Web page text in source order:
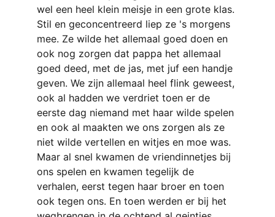
wel een heel klein meisje in een grote klas.
Stil en geconcentreerd liep ze 's morgens
mee. Ze wilde het allemaal goed doen en
ook nog zorgen dat pappa het allemaal
goed deed, met de jas, met juf een handje
geven. We zijn allemaal heel flink geweest,
ook al hadden we verdriet toen er de
eerste dag niemand met haar wilde spelen
en ook al maakten we ons zorgen als ze
niet wilde vertellen en witjes en moe was.
Maar al snel kwamen de vriendinnetjes bij
ons spelen en kwamen tegelijk de
verhalen, eerst tegen haar broer en toen
ook tegen ons. En toen werden er bij het